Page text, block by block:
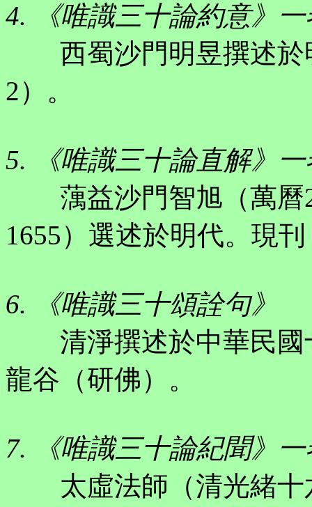
4. 《唯識三十論約意》一
西蜀沙門明昱撰述於
2）。
5. 《唯識三十論直解》一
蕅益沙門智旭（萬曆
1655）選述於明代。現
6. 《唯識三十頌詮句》
清淨撰述於中華民國
龍谷（研佛）。
7. 《唯識三十論紀聞》一
太虛法師（清光緒十